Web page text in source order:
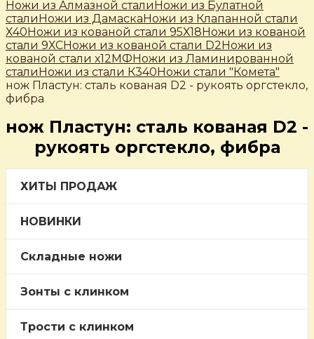
Ножи из Алмазной сталиНожи из Булатной
сталиНожи из ДамаскаНожи из Клапанной стали
Х40Ножи из кованой стали 95Х18Ножи из кованой
стали 9ХСНожи из кованой стали D2Ножи из
кованой стали х12МФНожи из Ламинированной
сталиНожи из стали К340Ножи стали "Комета"
нож Пластун: сталь кованая D2 - рукоять оргстекло,
фибра
нож Пластун: сталь кованая D2 -
рукоять оргстекло, фибра
ХИТЫ ПРОДАЖ
НОВИНКИ
Складные ножи
Зонты с клинком
Трости c клинком